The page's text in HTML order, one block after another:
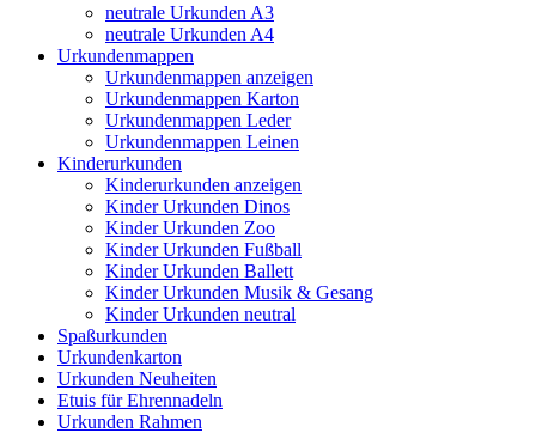
neutrale Urkunden A3
neutrale Urkunden A4
Urkundenmappen
Urkundenmappen anzeigen
Urkundenmappen Karton
Urkundenmappen Leder
Urkundenmappen Leinen
Kinderurkunden
Kinderurkunden anzeigen
Kinder Urkunden Dinos
Kinder Urkunden Zoo
Kinder Urkunden Fußball
Kinder Urkunden Ballett
Kinder Urkunden Musik & Gesang
Kinder Urkunden neutral
Spaßurkunden
Urkundenkarton
Urkunden Neuheiten
Etuis für Ehrennadeln
Urkunden Rahmen